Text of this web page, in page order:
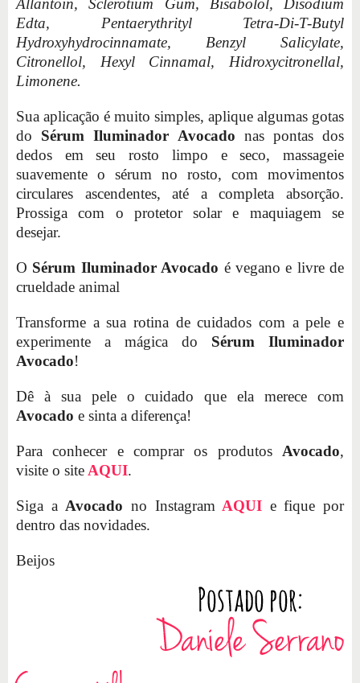
Allantoin, Sclerotium Gum, Bisabolol, Disodium
Edta, Pentaerythrityl Tetra-Di-T-Butyl
Hydroxyhydrocinnamate, Benzyl Salicylate,
Citronellol, Hexyl Cinnamal, Hidroxycitronellal,
Limonene.
Sua aplicação é muito simples, aplique algumas gotas
do Sérum Iluminador Avocado nas pontas dos
dedos em seu rosto limpo e seco, massageie
suavemente o sérum no rosto, com movimentos
circulares ascendentes, até a completa absorção.
Prossiga com o protetor solar e maquiagem se
desejar.
O Sérum Iluminador Avocado é vegano e livre de
crueldade animal
Transforme a sua rotina de cuidados com a pele e
experimente a mágica do Sérum Iluminador
Avocado!
Dê à sua pele o cuidado que ela merece com
Avocado e sinta a diferença!
Para conhecer e comprar os produtos Avocado,
visite o site AQUI.
Siga a Avocado no Instagram AQUI e fique por
dentro das novidades.
Beijos